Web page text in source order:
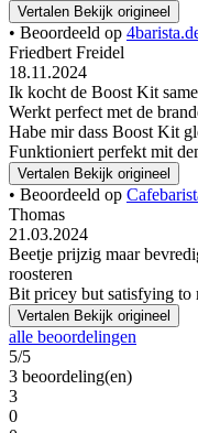
Vertalen Bekijk origineel
• Beoordeeld op
Friedbert Freidel
18.11.2024
Ik kocht de Boost Kit
Werkt perfect met de
Habe mir dass Boost Kit
Funktioniert perfekt mit
Vertalen Bekijk origineel
• Beoordeeld op
Thomas
21.03.2024
Beetje prijzig maar
roosteren
Bit pricey but satisfying to
Vertalen Bekijk origineel
alle beoordelingen
5/5
3 beoordeling(en)
3
0